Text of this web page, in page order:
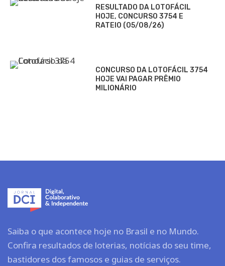
RESULTADO DA LOTOFÁCIL
HOJE, CONCURSO 3754 E
RATEIO (05/08/26)
CONCURSO DA LOTOFÁCIL 3754
HOJE VAI PAGAR PRÊMIO
MILIONÁRIO
Saiba o que acontece hoje no Brasil e no Mundo.
Confira resultados de loterias, notícias do seu time,
bastidores dos famosos e guias de serviços.